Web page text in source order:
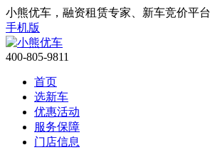
小熊优车，融资租赁专家、新车竞价平台
手机版
400-805-9811
首页
选新车
优惠活动
服务保障
门店信息